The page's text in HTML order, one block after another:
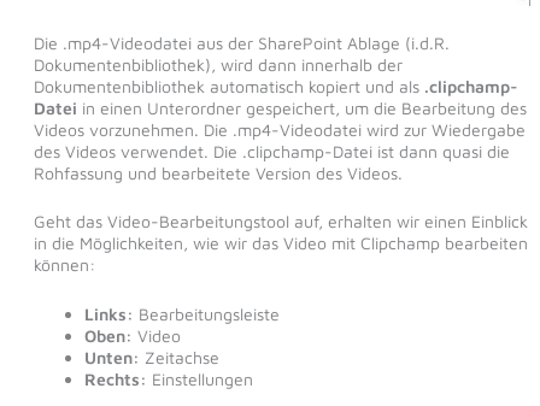
Die .mp4-Videodatei aus der SharePoint Ablage (i.d.R.
Dokumentenbibliothek), wird dann innerhalb der
Dokumentenbibliothek automatisch kopiert und als .clipchamp-
Datei in einen Unterordner gespeichert, um die Bearbeitung des
Videos vorzunehmen. Die .mp4-Videodatei wird zur Wiedergabe
des Videos verwendet. Die .clipchamp-Datei ist dann quasi die
Rohfassung und bearbeitete Version des Videos.
Geht das Video-Bearbeitungstool auf, erhalten wir einen Einblick
in die Möglichkeiten, wie wir das Video mit Clipchamp bearbeiten
können:
Links: Bearbeitungsleiste
Oben: Video
Unten: Zeitachse
Rechts: Einstellungen